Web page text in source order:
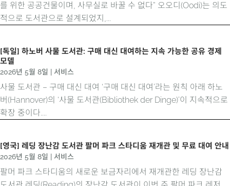
를 위한 공공건물이며, 사무실로 바꿀 수 없다” 오오디(Oodi)는 의도
적으로 도서관으로 설계되었지,...
[독일] 하노버 사물 도서관: 구매 대신 대여하는 지속 가능한 공유 경제
모델
2026년 5월 8일 서비스
사물 도서관 – 구매 대신 대여 ‘구매 대신 대여’라는 원칙 아래 하노
버(Hannover)의 ‘사물 도서관(Bibliothek der Dinge)’이 지속적으로
확장 중이다....
[영국] 레딩 장난감 도서관 팔머 파크 스타디움 재개관 및 무료 대여 안내
2026년 5월 8일 서비스
팔머 파크 스타디움의 새로운 보금자리에서 재개관한 레딩 장난감